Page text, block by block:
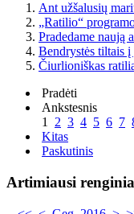
Ant užšalusių
„Ratilio“
Pradedame naują
Bendrystės tiltais
Čiurlioniškas
Pradėti
Ankstesnis
1 2 3 4 5 6 7
Kitas
Paskutinis
Artimiausi